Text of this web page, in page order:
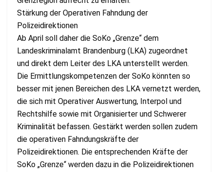
Stärkung der Operativen Fahndung der
Polizeidirektionen
Ab April soll daher die SoKo „Grenze“ dem
Landeskriminalamt Brandenburg (LKA) zugeordnet
und direkt dem Leiter des LKA unterstellt werden.
Die Ermittlungskompetenzen der SoKo könnten so
besser mit jenen Bereichen des LKA vernetzt werden,
die sich mit Operativer Auswertung, Interpol und
Rechtshilfe sowie mit Organisierter und Schwerer
Kriminalität befassen. Gestärkt werden sollen zudem
die operativen Fahndungskräfte der
Polizeidirektionen. Die entsprechenden Kräfte der
SoKo „Grenze“ werden dazu in die Polizeidirektionen